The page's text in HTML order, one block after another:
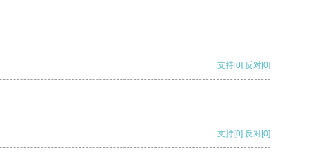
支持[0] 反对[0]
支持[0] 反对[0]